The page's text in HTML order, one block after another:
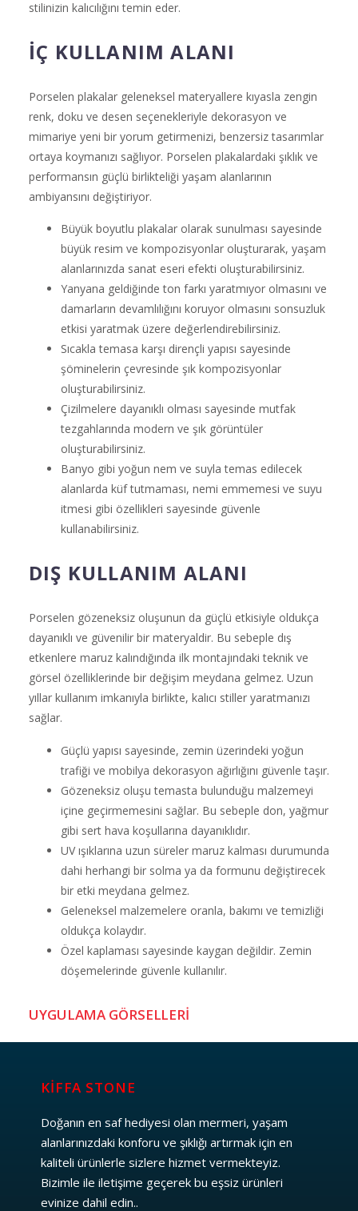
stilinizin kalıcılığını temin eder.
İÇ KULLANIM ALANI
Porselen plakalar geleneksel materyallere kıyasla zengin
renk, doku ve desen seçenekleriyle dekorasyon ve
mimariye yeni bir yorum getirmenizi, benzersiz tasarımlar
ortaya koymanızı sağlıyor. Porselen plakalardaki şıklık ve
performansın güçlü birlikteliği yaşam alanlarının
ambiyansını değiştiriyor.
Büyük boyutlu plakalar olarak sunulması sayesinde
büyük resim ve kompozisyonlar oluşturarak, yaşam
alanlarınızda sanat eseri efekti oluşturabilirsiniz.
Yanyana geldiğinde ton farkı yaratmıyor olmasını ve
damarların devamlılığını koruyor olmasını sonsuzluk
etkisi yaratmak üzere değerlendirebilirsiniz.
Sıcakla temasa karşı dirençli yapısı sayesinde
şöminelerin çevresinde şık kompozisyonlar
oluşturabilirsiniz.
Çizilmelere dayanıklı olması sayesinde mutfak
tezgahlarında modern ve şık görüntüler
oluşturabilirsiniz.
Banyo gibi yoğun nem ve suyla temas edilecek
alanlarda küf tutmaması, nemi emmemesi ve suyu
itmesi gibi özellikleri sayesinde güvenle
kullanabilirsiniz.
DIŞ KULLANIM ALANI
Porselen gözeneksiz oluşunun da güçlü etkisiyle oldukça
dayanıklı ve güvenilir bir materyaldir. Bu sebeple dış
etkenlere maruz kalındığında ilk montajındaki teknik ve
görsel özelliklerinde bir değişim meydana gelmez. Uzun
yıllar kullanım imkanıyla birlikte, kalıcı stiller yaratmanızı
sağlar.
Güçlü yapısı sayesinde, zemin üzerindeki yoğun
trafiği ve mobilya dekorasyon ağırlığını güvenle taşır.
Gözeneksiz oluşu temasta bulunduğu malzemeyi
içine geçirmemesini sağlar. Bu sebeple don, yağmur
gibi sert hava koşullarına dayanıklıdır.
UV ışıklarına uzun süreler maruz kalması durumunda
dahi herhangi bir solma ya da formunu değiştirecek
bir etki meydana gelmez.
Geleneksel malzemelere oranla, bakımı ve temizliği
oldukça kolaydır.
Özel kaplaması sayesinde kaygan değildir. Zemin
döşemelerinde güvenle kullanılır.
UYGULAMA GÖRSELLERİ
KİFFA STONE
Doğanın en saf hediyesi olan mermeri, yaşam
alanlarınızdaki konforu ve şıklığı artırmak için en
kaliteli ürünlerle sizlere hizmet vermekteyiz.
Bizimle ile iletişime geçerek bu eşsiz ürünleri
evinize dahil edin..